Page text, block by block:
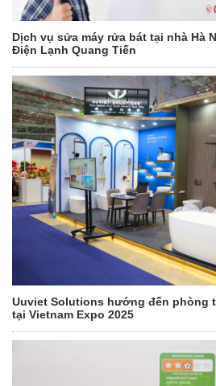
Dịch vụ sửa máy rửa bát tại nhà Hà
Điện Lạnh Quang Tiến
Uuviet Solutions hướng đến phòng
tại Vietnam Expo 2025